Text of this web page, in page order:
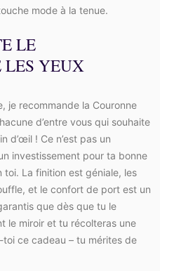
mode à la tenue.
LE
YEUX
je recommande la Couronne
d’entre vous qui souhaite
d’œil ! Ce n’est pas un
investissement pour ta bonne
La finition est géniale, les
et le confort de port est un
que dès que tu le
le miroir et tu récolteras une
ce cadeau – tu mérites de